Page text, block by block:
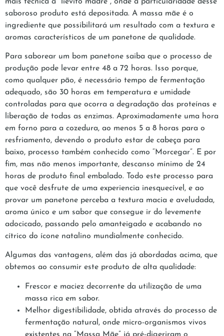
saboroso produto está depositada. A massa mãe é o
ingrediente que possibilitará um resultado com a textura e
aromas característicos de um panetone de qualidade.
Para saborear um bom panetone saiba que o processo de
produção pode levar entre 48 a 72 horas. Isso porque,
como qualquer pão, é necessário tempo de fermentação
adequado, são 30 horas em temperatura e umidade
controladas para que ocorra a degradação das proteínas e
liberação de todas as enzimas. Aproximadamente uma hora
em forno para a cozedura, ao menos 5 a 8 horas para o
resfriamento, devendo o produto estar de cabeça para
baixo, processo também conhecido como “Morcegar”. E por
fim, mas não menos importante, descanso mínimo de 24
horas de produto final embalado. Todo este processo para
que você desfrute de uma experiencia inesquecível, e ao
provar um panetone perceba a textura macia e aveludada,
aroma único e um sabor que consegue ir do levemente
adocicado, passando pelo amanteigado e acabando no
cítrico do ícone natalino mundialmente conhecido.
Algumas das vantagens, além das já abordadas acima, que
obtemos ao consumir este produto de alta qualidade:
Frescor e maciez decorrente da utilização de uma
massa rica em sabor.
Melhor digestibilidade, obtida através do processo de
fermentação natural, onde micro-organismos vivos
existentes na “Massa Mãe” já pré-digeriram o